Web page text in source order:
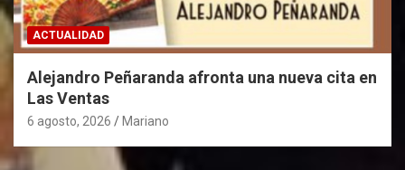
ACTUALIDAD
Alejandro Peñaranda afronta una nueva cita en
Las Ventas
6 agosto, 2026 Mariano